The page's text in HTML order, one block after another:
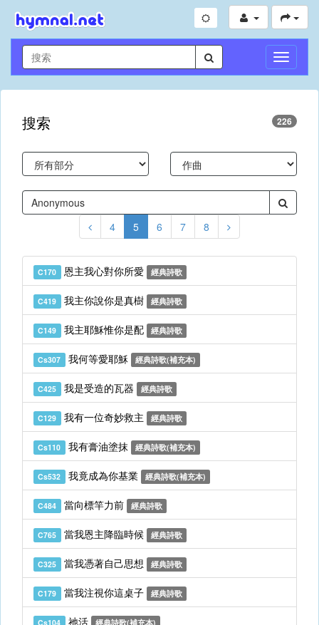
切
換
導
搜索 226
4 5 6 7 8
C170 恩主我心對你所愛 經典詩歌
C419 我主你說你是真樹 經典詩歌
C149 我主耶穌惟你是配 經典詩歌
Cs307 我何等愛耶穌 經典詩歌(補充本)
C425 我是受造的瓦器 經典詩歌
C129 我有一位奇妙救主 經典詩歌
Cs110 我有膏油塗抹 經典詩歌(補充本)
Cs532 我竟成為你基業 經典詩歌(補充本)
C484 當向標竿力前 經典詩歌
C765 當我恩主降臨時候 經典詩歌
C325 當我憑著自己思想 經典詩歌
C179 當我注視你這桌子 經典詩歌
Cs104 祂活 經典詩歌(補充本)